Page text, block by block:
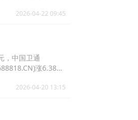
2026-04-22 09:45
，中国卫通
涨6.38%
2026-04-20 13:15